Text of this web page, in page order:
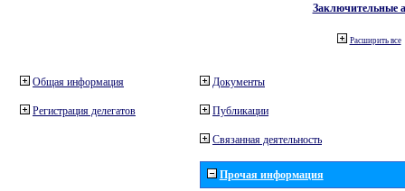
Заключительные
Расширить все
Общая информация
Регистрация делегатов
Документы
Публикации
Связанная деятельность
Прочая информация